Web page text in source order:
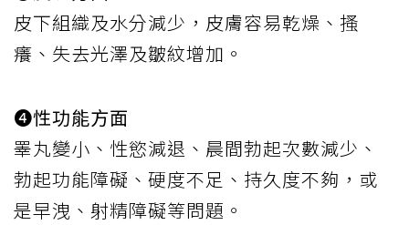
皮下組織及水分減少，皮膚容易乾燥、搔
癢、失去光澤及皺紋增加。
❹性功能方面
睪丸變小、性慾減退、晨間勃起次數減少、
勃起功能障礙、硬度不足、持久度不夠，或
是早洩、射精障礙等問題。